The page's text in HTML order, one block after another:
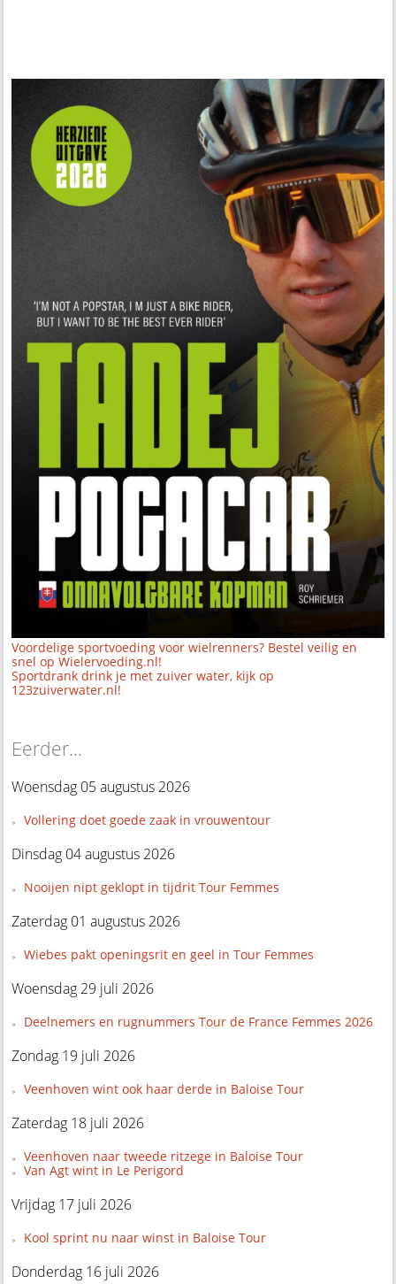
Voordelige sportvoeding voor wielrenners? Bestel veilig en
snel op Wielervoeding.nl!
Sportdrank drink je met zuiver water, kijk op
123zuiverwater.nl!
Eerder...
Woensdag 05 augustus 2026
Vollering doet goede zaak in vrouwentour
Dinsdag 04 augustus 2026
Nooijen nipt geklopt in tijdrit Tour Femmes
Zaterdag 01 augustus 2026
Wiebes pakt openingsrit en geel in Tour Femmes
Woensdag 29 juli 2026
Deelnemers en rugnummers Tour de France Femmes 2026
Zondag 19 juli 2026
Veenhoven wint ook haar derde in Baloise Tour
Zaterdag 18 juli 2026
Veenhoven naar tweede ritzege in Baloise Tour
Van Agt wint in Le Perigord
Vrijdag 17 juli 2026
Kool sprint nu naar winst in Baloise Tour
Donderdag 16 juli 2026